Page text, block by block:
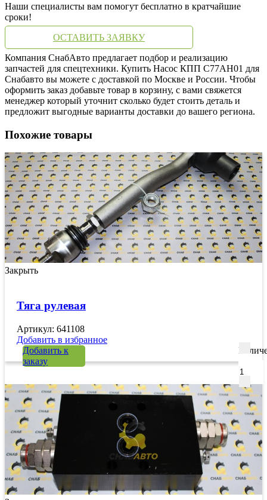
Наши специалисты вам помогут бесплатно в кратчайшие
сроки!
ОСТАВИТЬ ЗАЯВКУ
Компания СнабАвто предлагает подбор и реализацию
запчастей для спецтехники. Купить Насос КПП C77AH01 для
Снабавто вы можете с доставкой по Москве и России. Чтобы
оформить заказ добавьте товар в корзину, с вами свяжется
менеджер который уточнит сколько будет стоить деталь и
предложит выгодные варианты доставки до вашего региона.
Похожие товары
Закрыть
Тяга рулевая
Артикул: 641108
Добавить в избранное
Добавить к
заказу